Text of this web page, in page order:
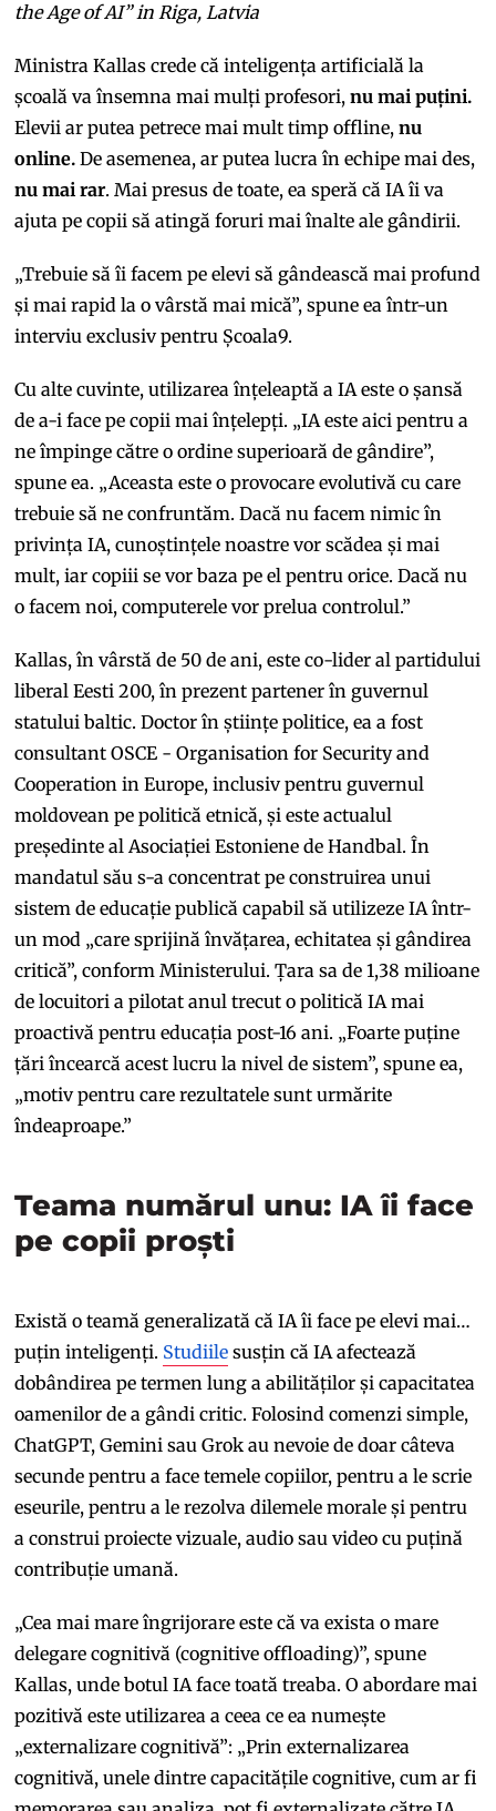
the Age of AI” in Riga, Latvia
Ministra Kallas crede că inteligența artificială la
școală va însemna mai mulți profesori,nu mai puțini.
Elevii ar putea petrece mai mult timp offline,nu
online. De asemenea, ar putea lucra în echipe mai des,
nu mai rar. Mai presus de toate, ea speră că IA îi va
ajuta pe copii să atingă foruri mai înalte ale gândirii.
„Trebuie să îi facem pe elevi să gândească mai profund
și mai rapid la o vârstă mai mică”, spune ea într-un
interviu exclusiv pentru Școala9.
Cu alte cuvinte, utilizarea înțeleaptă a IA este o șansă
de a-i face pe copii mai înțelepți. „IA este aici pentru a
ne împinge către o ordine superioară de gândire”,
spune ea. „Aceasta este o provocare evolutivă cu care
trebuie să ne confruntăm. Dacă nu facem nimic în
privința IA, cunoștințele noastre vor scădea și mai
mult, iar copiii se vor baza pe el pentru orice. Dacă nu
o facem noi, computerele vor prelua controlul.”
Kallas, în vârstă de 50 de ani, este co-lider al partidului
liberal Eesti 200, în prezent partener în guvernul
statului baltic. Doctor în științe politice, ea a fost
consultant OSCE - Organisation for Security and
Cooperation in Europe, inclusiv pentru guvernul
moldovean pe politică etnică, și este actualul
președinte al Asociației Estoniene de Handbal. În
mandatul său s-a concentrat pe construirea unui
sistem de educație publică capabil să utilizeze IA într-
un mod „care sprijină învățarea, echitatea și gândirea
critică”, conform Ministerului. Țara sa de 1,38 milioane
de locuitori a pilotat anul trecut o politică IA mai
proactivă pentru educația post-16 ani. „Foarte puține
țări încearcă acest lucru la nivel de sistem”, spune ea,
„motiv pentru care rezultatele sunt urmărite
îndeaproape.”
Teama numărul unu: IA îi face
pe copii proști
Există o teamă generalizată că IA îi face pe elevi mai…
puțin inteligenți. Studiile susțin că IA afectează
dobândirea pe termen lung a abilităților și capacitatea
oamenilor de a gândi critic. Folosind comenzi simple,
ChatGPT, Gemini sau Grok au nevoie de doar câteva
secunde pentru a face temele copiilor, pentru a le scrie
eseurile, pentru a le rezolva dilemele morale și pentru
a construi proiecte vizuale, audio sau video cu puțină
contribuție umană.
„Cea mai mare îngrijorare este că va exista o mare
delegare cognitivă (cognitive offloading)”, spune
Kallas, unde botul IA face toată treaba. O abordare mai
pozitivă este utilizarea a ceea ce ea numește
„externalizare cognitivă”: „Prin externalizarea
cognitivă, unele dintre capacitățile cognitive, cum ar fi